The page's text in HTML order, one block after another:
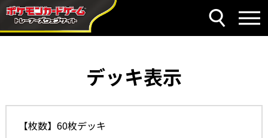
デッキ表示
【枚数】60枚デッキ